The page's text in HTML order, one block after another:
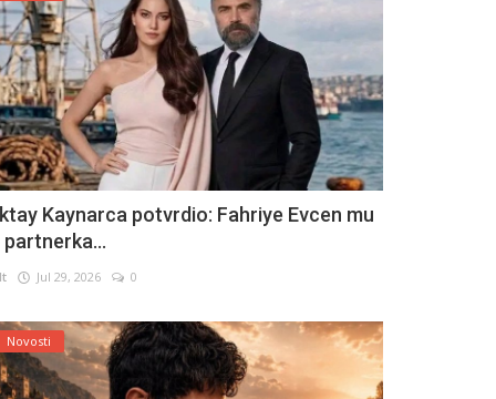
Kaynarca potvrdio: Fahriye Evcen mu
partnerka...
Jul 29, 2026 0
Novosti